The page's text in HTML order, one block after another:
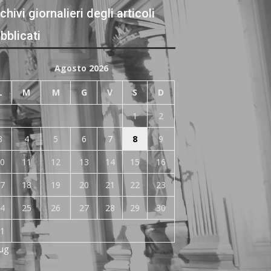
giornalieri degli articoli
Agosto 2026
M M G V S D
1
2
4 5 6 7 8
9
11 12 13 14 15
16
18 19 20 21 22
23
25 26 27 28 29
30